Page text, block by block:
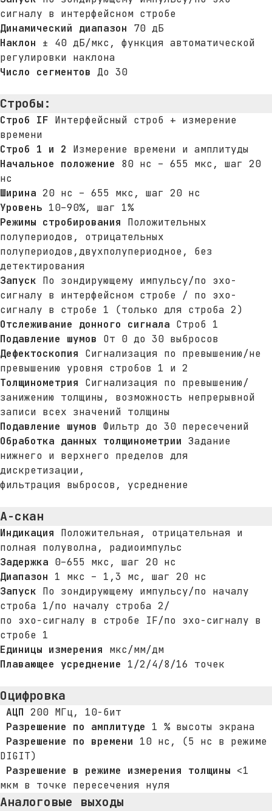
сигналу в интерфейсном стробе
Динамический диапазон 70 дБ
Наклон ± 40 дБ/мкс, функция автоматической
регулировки наклона
Число сегментов До 30
Стробы:
Строб IF Интерфейсный строб + измерение
времени
Строб 1 и 2 Измерение времени и амплитуды
Начальное положение 80 нс – 655 мкс, шаг 20
нс
Ширина 20 нс – 655 мкс, шаг 20 нс
Уровень 10–90%, шаг 1%
Режимы стробирования Положительных
полупериодов, отрицательных
полупериодов,двухполупериодное, без
детектирования
Запуск По зондирующему импульсу/по эхо-
сигналу в интерфейсном стробе / по эхо-
сигналу в стробе 1 (только для строба 2)
Отслеживание донного сигнала Строб 1
Подавление шумов От 0 до 30 выбросов
Дефектоскопия Сигнализация по превышению/не
превышению уровня стробов 1 и 2
Толщинометрия Сигнализация по превышению/
занижению толщины, возможность непрерывной
записи всех значений толщины
Подавление шумов Фильтр до 30 пересечений
Обработка данных толщинометрии Задание
нижнего и верхнего пределов для
дискретизации,
фильтрация выбросов, усреднение
А-скан
Индикация Положительная, отрицательная и
полная полуволна, радиоимпульс
Задержка 0–655 мкс, шаг 20 нс
Диапазон 1 мкс – 1,3 мс, шаг 20 нс
Запуск По зондирующему импульсу/по началу
строба 1/по началу строба 2/
по эхо-сигналу в стробе IF/по эхо-сигналу в
стробе 1
Единицы измерения мкс/мм/дм
Плавающее усреднение 1/2/4/8/16 точек
Оцифровка
АЦП 200 МГц, 10-бит
Разрешение по амплитуде 1 % высоты экрана
Разрешение по времени 10 нс, (5 нс в режиме
DIGIT)
Разрешение в режиме измерения толщины <1
мкм в точке пересечения нуля
Аналоговые выходы
© 1997-2026 ООО «ПАНАТЕСТ»
Москва, 2-я Синичкина
улица, д. 9А, стр.9
Адрес
+7 (495) 120-03-32
Почта